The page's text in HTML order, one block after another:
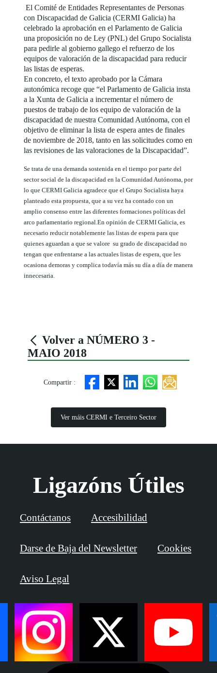
El Comité de Entidades Representantes de Personas
con Discapacidad de Galicia (CERMI Galicia) ha
celebrado la aprobación en el Parlamento de Galicia
una proposición no de Ley (PNL) del Grupo Socialista
para pedirle al gobierno gallego el refuerzo de los
equipos de valoración de la discapacidad para reducir
las listas de esperas.
En concreto, el texto aprobado por la Cámara
autonómica recoge que “el Parlamento de Galicia insta
a la Xunta de Galicia a incrementar el número de
puestos de trabajo de los equipo de valoración de la
discapacidad de nuestra Comunidad Autónoma, con el
objetivo de eliminar la lista de espera antes de finales
de noviembre de 2018, tanto en las solicitudes como en
las revisiones de las valoraciones de la Discapacidad”.
Se trata de una demanda sostenida en el tiempo por parte del
sector social de la discapacidad en la Comunidad Autónoma, por
lo que CERMI Galicia agradece que el Grupo Socialista haya
planteado esta propuesta, que a su vez ha contado con un
amplio consenso entre las diferentes formaciones políticas del
arco parlamentario regional.En opinión de CERMI Galicia, es
necesario reducir notablemente las listas de espera para que
quienes aguardan a que se valore su grado de discapacidad no
tengan que enfrentarse a las actuales listas de espera, que les
ocasiona demoras y complica todavía más su día a día de manera
innecesaria.
Volver a NÚMERO 3 -
MAIO 2018
Compartir :
Ver máis CERMI e Terceiro Sector
Ligazóns Útiles
Contáctanos Accesibilidad
Darse de Baja del Newsletter Cookies
Aviso Legal